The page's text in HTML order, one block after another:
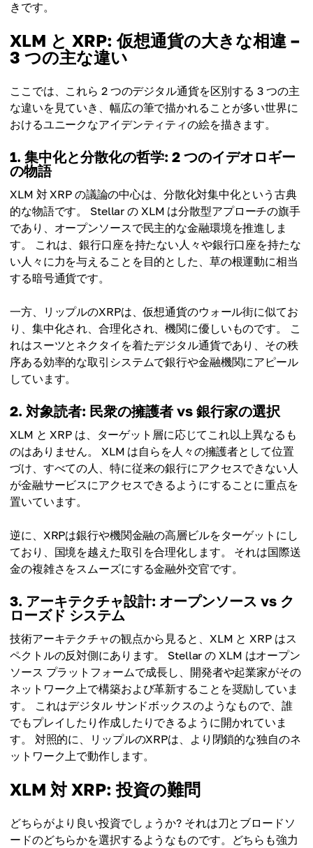
きです。
XLM と XRP: 仮想通貨の大きな相違 –
3 つの主な違い
ここでは、これら 2 つのデジタル通貨を区別する 3 つの主
な違いを見ていき、幅広の筆で描かれることが多い世界に
おけるユニークなアイデンティティの絵を描きます。
1. 集中化​​と分散化の哲学: 2 つのイデオロギー
の物語
XLM 対 XRP の議論の中心は、分散化対集中化という古典
的な物語です。 Stellar の XLM は分散型アプローチの旗手
であり、オープンソースで民主的な金融環境を推進しま
す。 これは、銀行口座を持たない人々や銀行口座を持たな
い人々に力を与えることを目的とした、草の根運動に相当
する暗号通貨です。
一方、リップルのXRPは、仮想通貨のウォール街に似てお
り、集中化され、合理化され、機関に優しいものです。 こ
れはスーツとネクタイを着たデジタル通貨であり、その秩
序ある効率的な取引システムで銀行や金融機関にアピール
しています。
2. 対象読者: 民衆の擁護者 vs 銀行家の選択
XLM と XRP は、ターゲット層に応じてこれ以上異なるも
のはありません。 XLM は自らを人々の擁護者として位置
づけ、すべての人、特に従来の銀行にアクセスできない人
が金融サービスにアクセスできるようにすることに重点を
置いています。
逆に、XRPは銀行や機関金融の高層ビルをターゲットにし
ており、国境を越えた取引を合理化します。 それは国際送
金の複雑さをスムーズにする金融外交官です。
3. アーキテクチャ設計: オープンソース vs ク
ローズド システム
技術アーキテクチャの観点から見ると、XLM と XRP はス
ペクトルの反対側にあります。 Stellar の XLM はオープン
ソース プラットフォームで成長し、開発者や起業家がその
ネットワーク上で構築および革新することを奨励していま
す。 これはデジタル サンドボックスのようなもので、誰
でもプレイしたり作成したりできるように開かれていま
す。 対照的に、リップルのXRPは、より閉鎖的な独自のネ
ットワーク上で動作します。
XLM 対 XRP: 投資の難問
どちらがより良い投資でしょうか? それは刀とブロードソ
ードのどちらかを選択するようなものです。どちらも強力